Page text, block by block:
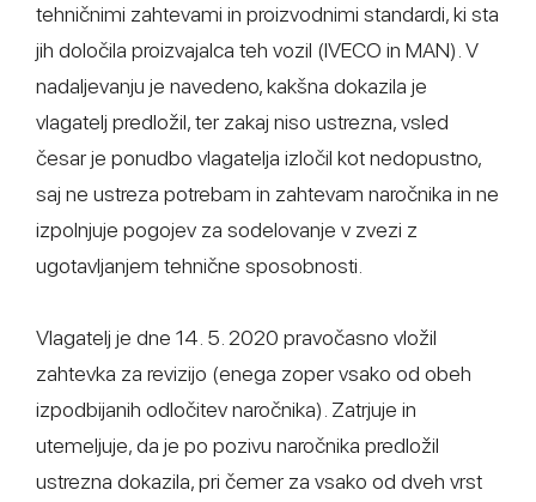
tehničnimi zahtevami in proizvodnimi standardi, ki sta
jih določila proizvajalca teh vozil (IVECO in MAN). V
nadaljevanju je navedeno, kakšna dokazila je
vlagatelj predložil, ter zakaj niso ustrezna, vsled
česar je ponudbo vlagatelja izločil kot nedopustno,
saj ne ustreza potrebam in zahtevam naročnika in ne
izpolnjuje pogojev za sodelovanje v zvezi z
ugotavljanjem tehnične sposobnosti.
Vlagatelj je dne 14. 5. 2020 pravočasno vložil
zahtevka za revizijo (enega zoper vsako od obeh
izpodbijanih odločitev naročnika). Zatrjuje in
utemeljuje, da je po pozivu naročnika predložil
ustrezna dokazila, pri čemer za vsako od dveh vrst